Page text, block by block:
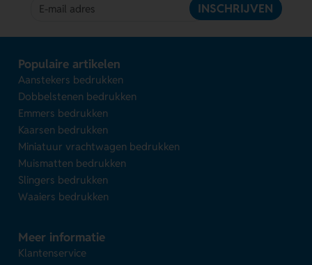
INSCHRIJVEN
Populaire artikelen
Aanstekers bedrukken
Dobbelstenen bedrukken
Emmers bedrukken
Kaarsen bedrukken
Miniatuur vrachtwagen bedrukken
Muismatten bedrukken
Slingers bedrukken
Waaiers bedrukken
Meer informatie
Klantenservice